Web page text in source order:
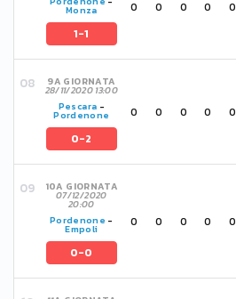
Monza
1-1
0 0 0 0 0
9A GIORNATA
28/11/2020 13:00
Pescara -
Pordenone
0-2
0 0 0 0 0
10A GIORNATA
07/12/2020
20:00
Pordenone -
Empoli
0-0
0 0 0 0 0